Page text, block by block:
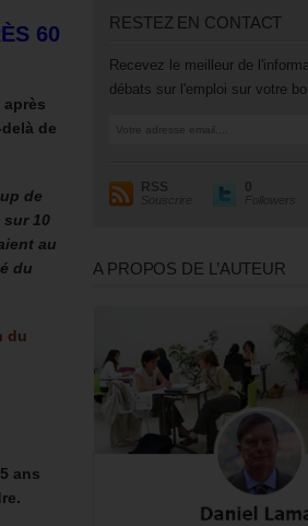
60
de
de
sur 10
au
du
du
ans
RESTEZ EN CONTACT
Recevez le meilleur de
débats sur l'emploi sur votre
RSS
Souscrire
0
Followers
A PROPOS DE L’AUTEUR